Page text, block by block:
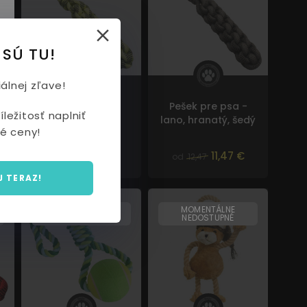
lano, hranatý,
Pešek pre psa -
lano, hranatý, šedý
12,47 11,47 €
MOMENTÁLNE
NEDOSTUPNÉ
TU!
zľave!
naplniť
ceny!
TERAZ!